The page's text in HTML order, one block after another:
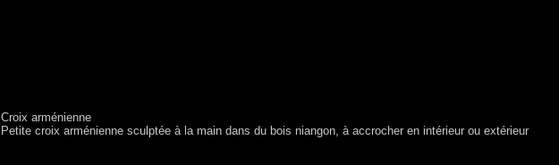
Croix arménienne
Petite croix arménienne sculptée à la main dans du bois niangon, à accrocher en intérieur ou extérieur